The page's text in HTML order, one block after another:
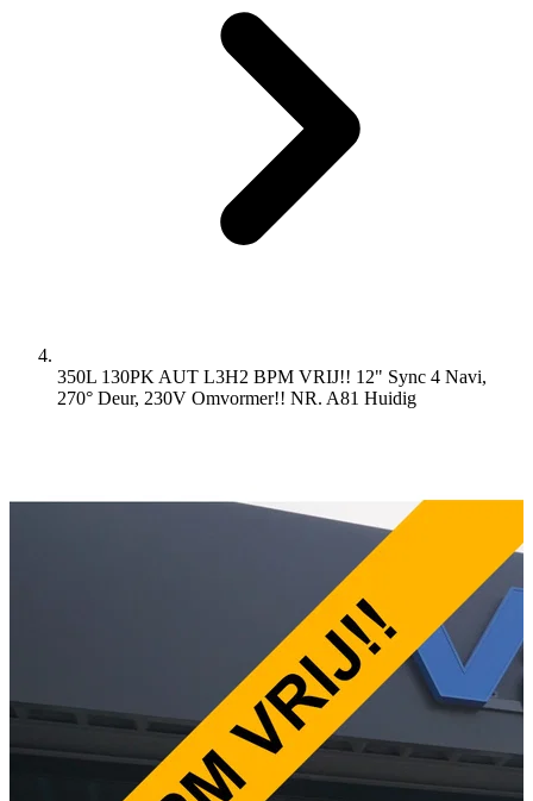
350L 130PK AUT L3H2 BPM VRIJ!! 12" Sync 4 Navi,
270° Deur, 230V Omvormer!! NR. A81 Huidig